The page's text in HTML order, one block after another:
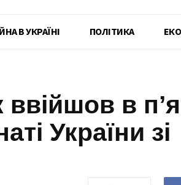
В УКРАЇНІ ПОЛІТИКА
в
України зі